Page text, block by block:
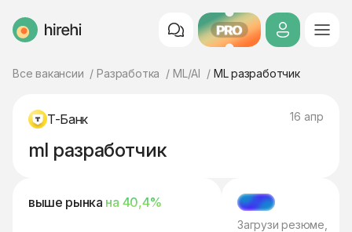
HireHi PRO
Все вакансии Разработка ML/AI ML разработчик
Т-Банк 16 апр
ml разработчик
выше рынка на 40,4%
МЭТЧ
Загрузи резюме,